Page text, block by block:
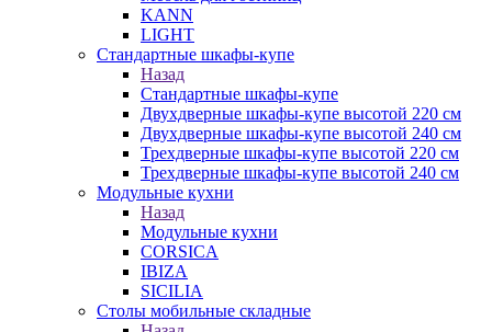
KANN
LIGHT
Стандартные шкафы-купе
Назад
Стандартные шкафы-купе
Двухдверные шкафы-купе высотой 220 см
Двухдверные шкафы-купе высотой 240 см
Трехдверные шкафы-купе высотой 220 см
Трехдверные шкафы-купе высотой 240 см
Модульные кухни
Назад
Модульные кухни
CORSICA
IBIZA
SICILIA
Столы мобильные складные